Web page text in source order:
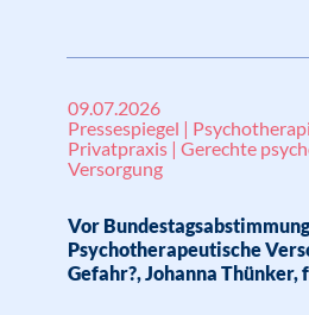
09.07.2026
Pressespiegel |
Privatpraxis | Gerechte
Versorgung
Vor
Psychotherapeutische
Gefahr?, Johanna